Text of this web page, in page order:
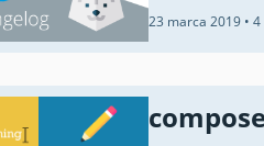
23 marca 2019 • 4